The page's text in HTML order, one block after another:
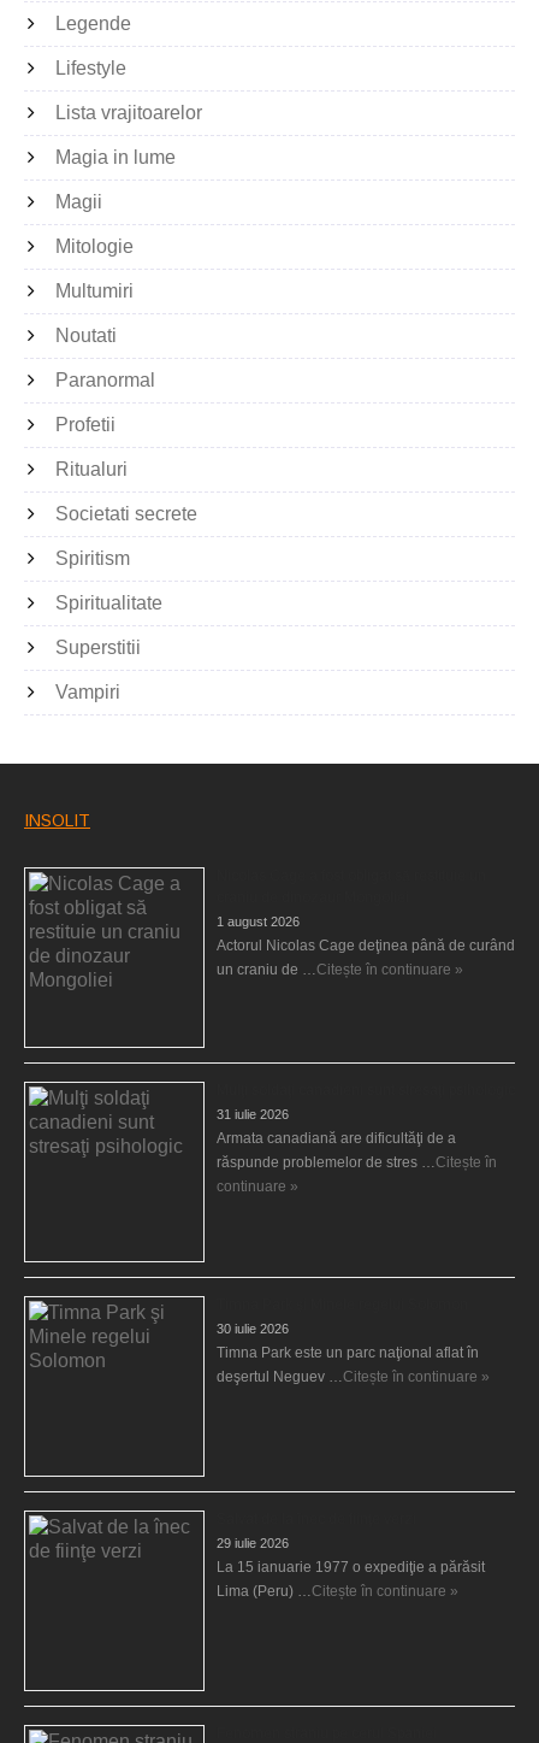
Legende
Lifestyle
Lista vrajitoarelor
Magia in lume
Magii
Mitologie
Multumiri
Noutati
Paranormal
Profetii
Ritualuri
Societati secrete
Spiritism
Spiritualitate
Superstitii
Vampiri
INSOLIT
1 august 2026
Actorul Nicolas Cage deţinea până de curând
un craniu de …Citește în continuare »
31 iulie 2026
Armata canadiană are dificultăţi de a
răspunde problemelor de stres …Citește în
continuare »
30 iulie 2026
Timna Park este un parc naţional aflat în
deşertul Neguev …Citește în continuare »
29 iulie 2026
La 15 ianuarie 1977 o expediţie a părăsit
Lima (Peru) …Citește în continuare »